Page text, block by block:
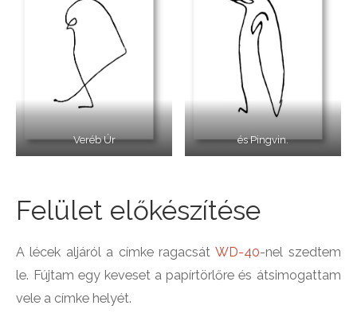
Veréb Úr és Pingvin.
Felület előkészítése
A lécek aljáról a címke ragacsátWD-40-nel szedtem
le. Fújtam egy keveset a papírtörlőre és átsimogattam
vele a címke helyét.